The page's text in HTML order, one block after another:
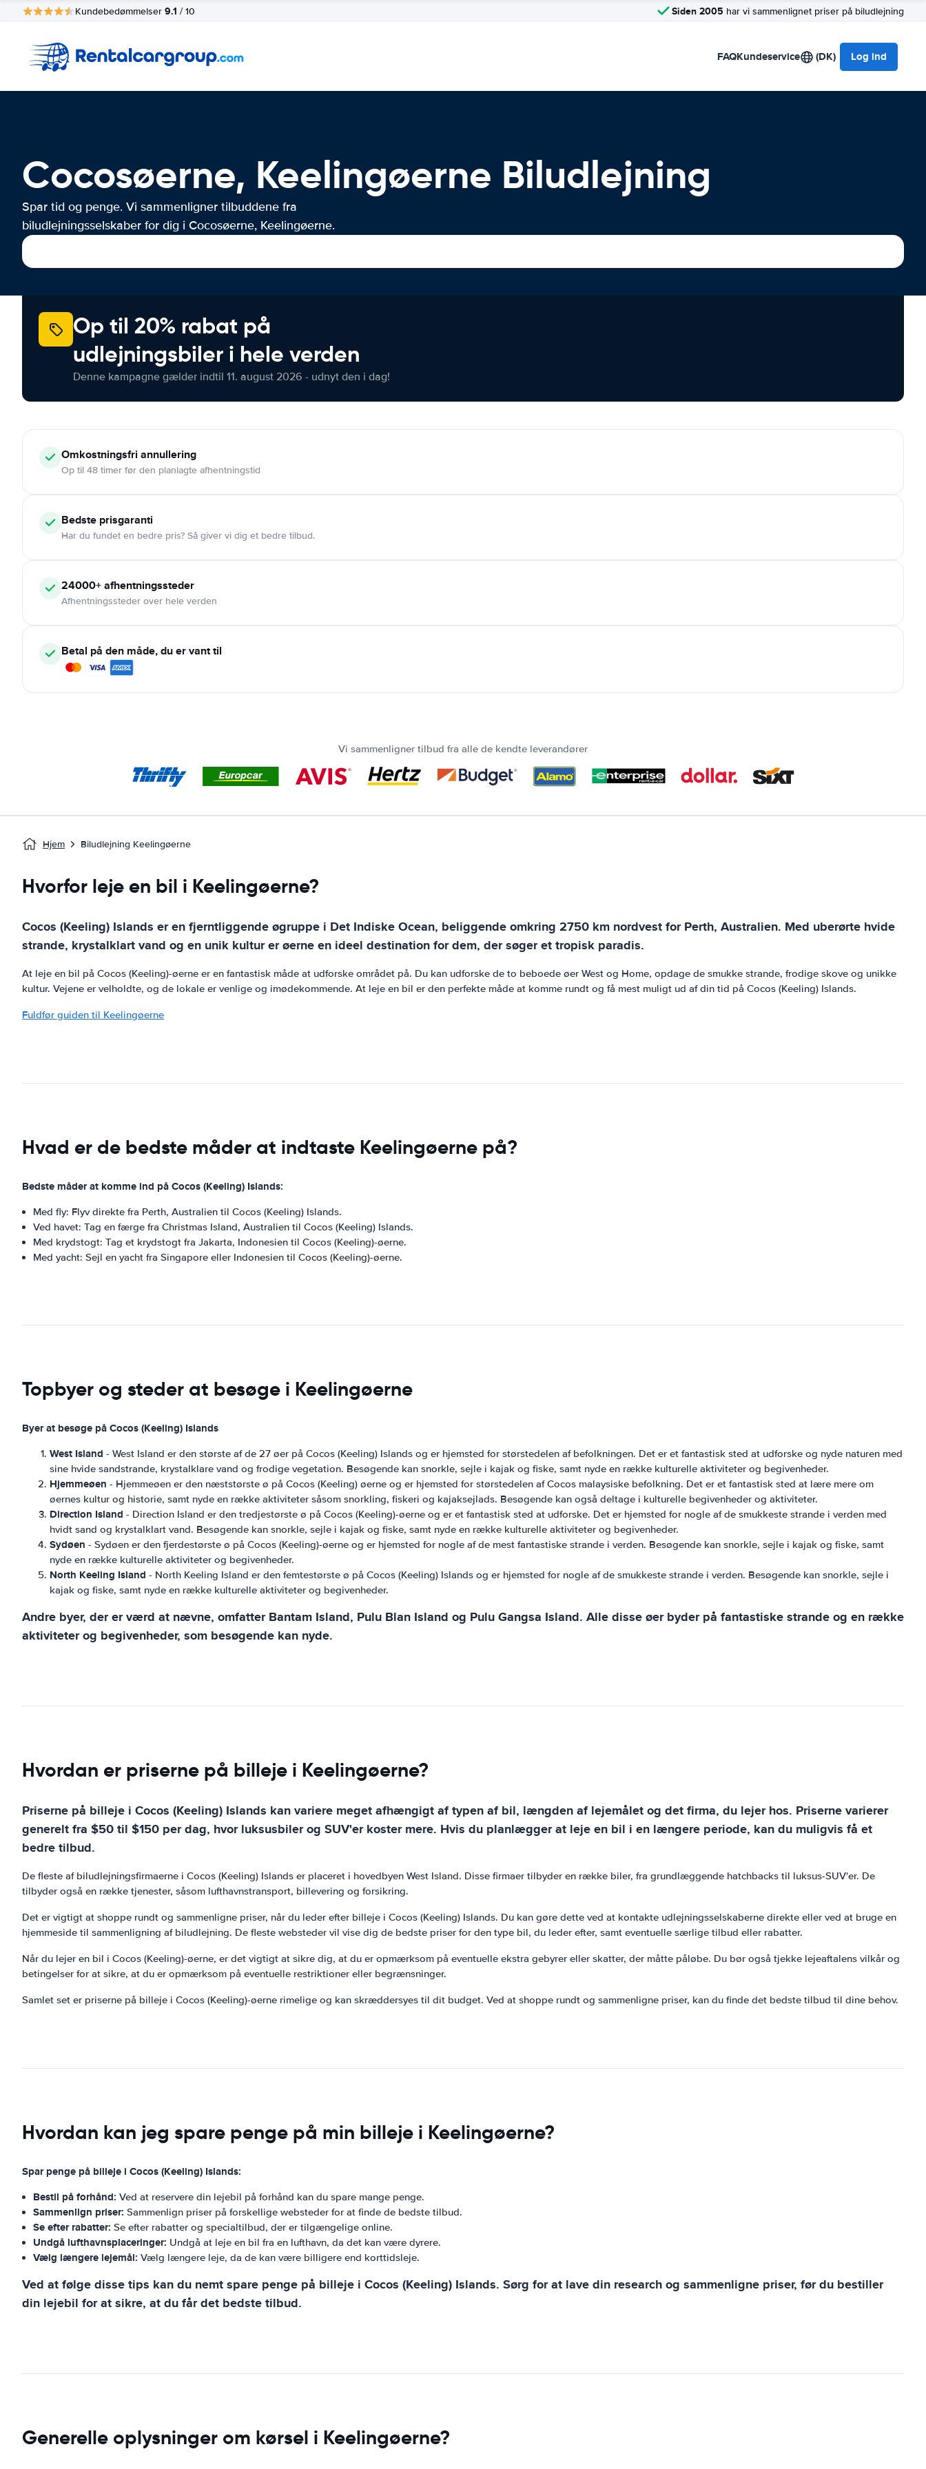
Kundebedømmelser 9.1 / 10 Siden 2005 har vi sammenlignet priser på biludlejning
FAQKundeservice (DK) Log ind
Cocosøerne, Keelingøerne Biludlejning
Spar tid og penge. Vi sammenligner tilbuddene fra
biludlejningsselskaber for dig i Cocosøerne, Keelingøerne.
Op til 20% rabat på
udlejningsbiler i hele verden
Denne kampagne gælder indtil 11. august 2026 - udnyt den i dag!
Omkostningsfri annullering
Op til 48 timer før den planlagte afhentningstid
Bedste prisgaranti
Har du fundet en bedre pris? Så giver vi dig et bedre tilbud.
24000+afhentningssteder
Afhentningssteder over hele verden
Betal på den måde, du er vant til
Vi sammenligner tilbud fra alle de kendte leverandører
Hjem Biludlejning Keelingøerne
Hvorfor leje en bil i Keelingøerne?
Cocos (Keeling) Islands er en fjerntliggende øgruppe i Det Indiske Ocean, beliggende omkring 2750 km nordvest for Perth, Australien. Med uberørte hvide
strande, krystalklart vand og en unik kultur er øerne en ideel destination for dem, der søger et tropisk paradis.
At leje en bil på Cocos (Keeling)-øerne er en fantastisk måde at udforske området på. Du kan udforske de to beboede øer West og Home, opdage de smukke strande, frodige skove og unikke
kultur. Vejene er velholdte, og de lokale er venlige og imødekommende. At leje en bil er den perfekte måde at komme rundt og få mest muligt ud af din tid på Cocos (Keeling) Islands.
Fuldfør guiden til Keelingøerne
Hvad er de bedste måder at indtaste Keelingøerne på?
Bedste måder at komme ind på Cocos (Keeling) Islands:
Med fly: Flyv direkte fra Perth, Australien til Cocos (Keeling) Islands.
Ved havet: Tag en færge fra Christmas Island, Australien til Cocos (Keeling) Islands.
Med krydstogt: Tag et krydstogt fra Jakarta, Indonesien til Cocos (Keeling)-øerne.
Med yacht: Sejl en yacht fra Singapore eller Indonesien til Cocos (Keeling)-øerne.
Topbyer og steder at besøge i Keelingøerne
Byer at besøge på Cocos (Keeling) Islands
West Island - West Island er den største af de 27 øer på Cocos (Keeling) Islands og er hjemsted for størstedelen af ​​befolkningen. Det er et fantastisk sted at udforske og nyde naturen med
sine hvide sandstrande, krystalklare vand og frodige vegetation. Besøgende kan snorkle, sejle i kajak og fiske, samt nyde en række kulturelle aktiviteter og begivenheder.
Hjemmeøen - Hjemmeøen er den næststørste ø på Cocos (Keeling) øerne og er hjemsted for størstedelen af ​​Cocos malaysiske befolkning. Det er et fantastisk sted at lære mere om
øernes kultur og historie, samt nyde en række aktiviteter såsom snorkling, fiskeri og kajaksejlads. Besøgende kan også deltage i kulturelle begivenheder og aktiviteter.
Direction Island - Direction Island er den tredjestørste ø på Cocos (Keeling)-øerne og er et fantastisk sted at udforske. Det er hjemsted for nogle af de smukkeste strande i verden med
hvidt sand og krystalklart vand. Besøgende kan snorkle, sejle i kajak og fiske, samt nyde en række kulturelle aktiviteter og begivenheder.
Sydøen - Sydøen er den fjerdestørste ø på Cocos (Keeling)-øerne og er hjemsted for nogle af de mest fantastiske strande i verden. Besøgende kan snorkle, sejle i kajak og fiske, samt
nyde en række kulturelle aktiviteter og begivenheder.
North Keeling Island - North Keeling Island er den femtestørste ø på Cocos (Keeling) Islands og er hjemsted for nogle af de smukkeste strande i verden. Besøgende kan snorkle, sejle i
kajak og fiske, samt nyde en række kulturelle aktiviteter og begivenheder.
Andre byer, der er værd at nævne, omfatter Bantam Island, Pulu Blan Island og Pulu Gangsa Island. Alle disse øer byder på fantastiske strande og en række
aktiviteter og begivenheder, som besøgende kan nyde.
Hvordan er priserne på billeje i Keelingøerne?
Priserne på billeje i Cocos (Keeling) Islands kan variere meget afhængigt af typen af ​​bil, længden af ​​lejemålet og det firma, du lejer hos. Priserne varierer
generelt fra $50 til $150 per dag, hvor luksusbiler og SUV'er koster mere. Hvis du planlægger at leje en bil i en længere periode, kan du muligvis få et
bedre tilbud.
De fleste af biludlejningsfirmaerne i Cocos (Keeling) Islands er placeret i hovedbyen West Island. Disse firmaer tilbyder en række biler, fra grundlæggende hatchbacks til luksus-SUV'er. De
tilbyder også en række tjenester, såsom lufthavnstransport, billevering og forsikring.
Det er vigtigt at shoppe rundt og sammenligne priser, når du leder efter billeje i Cocos (Keeling) Islands. Du kan gøre dette ved at kontakte udlejningsselskaberne direkte eller ved at bruge en
hjemmeside til sammenligning af biludlejning. De fleste websteder vil vise dig de bedste priser for den type bil, du leder efter, samt eventuelle særlige tilbud eller rabatter.
Når du lejer en bil i Cocos (Keeling)-øerne, er det vigtigt at sikre dig, at du er opmærksom på eventuelle ekstra gebyrer eller skatter, der måtte påløbe. Du bør også tjekke lejeaftalens vilkår og
betingelser for at sikre, at du er opmærksom på eventuelle restriktioner eller begrænsninger.
Samlet set er priserne på billeje i Cocos (Keeling)-øerne rimelige og kan skræddersyes til dit budget. Ved at shoppe rundt og sammenligne priser, kan du finde det bedste tilbud til dine behov.
Hvordan kan jeg spare penge på min billeje i Keelingøerne?
Spar penge på billeje i Cocos (Keeling) Islands:
Bestil på forhånd: Ved at reservere din lejebil på forhånd kan du spare mange penge.
Sammenlign priser: Sammenlign priser på forskellige websteder for at finde de bedste tilbud.
Se efter rabatter: Se efter rabatter og specialtilbud, der er tilgængelige online.
Undgå lufthavnsplaceringer: Undgå at leje en bil fra en lufthavn, da det kan være dyrere.
Vælg længere lejemål: Vælg længere leje, da de kan være billigere end korttidsleje.
Ved at følge disse tips kan du nemt spare penge på billeje i Cocos (Keeling) Islands. Sørg for at lave din research og sammenligne priser, før du bestiller
din lejebil for at sikre, at du får det bedste tilbud.
Generelle oplysninger om kørsel i Keelingøerne?